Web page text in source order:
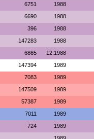
6751 1988
6690 1988
396 1988
147283 1988
6865 12.1988
147394 1989
7083 1989
147509 1989
57387 1989
7011 1989
724 1989